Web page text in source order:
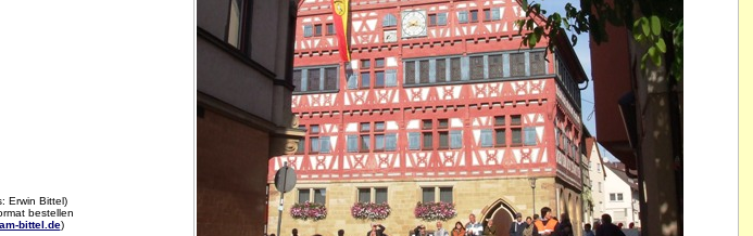
Erwin Bittel)
bestellen
bittel.de)